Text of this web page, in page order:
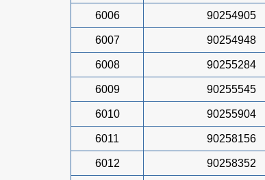
6006 90254905
6007 90254948
6008 90255284
6009 90255545
6010 90255904
6011 90258156
6012 90258352